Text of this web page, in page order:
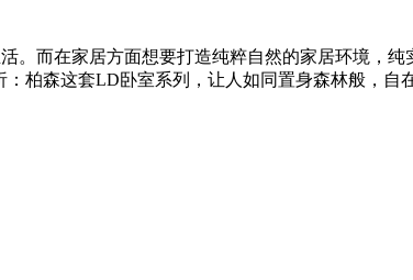
而在家居方面想要打造纯粹自然的家居环境，纯
森这套LD卧室系列，让人如同置身森林般，自